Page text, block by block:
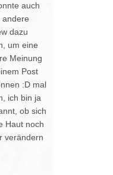
auch
andere
dazu
um eine
Meinung
Post
:D mal
ich bin ja
ob sich
Haut noch
verändern